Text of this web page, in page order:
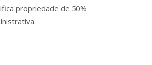
propriedade de 50%